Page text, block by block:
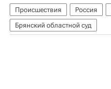
Происшествия Россия
Брянский областной суд